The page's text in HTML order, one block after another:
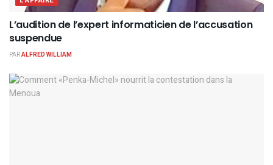
L’audition de l’expert informaticien de l’accusation
suspendue
PARALFRED WILLIAM